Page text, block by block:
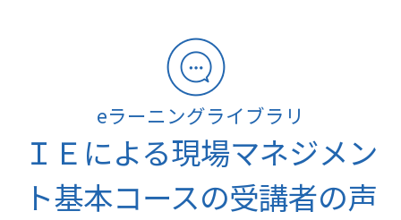
eラーニングライブラリ
ＩＥによる現場マネジメン
ト基本コースの受講者の声